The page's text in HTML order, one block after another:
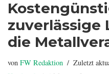
zuverlässige
die
von FW Redaktion
Zuletzt